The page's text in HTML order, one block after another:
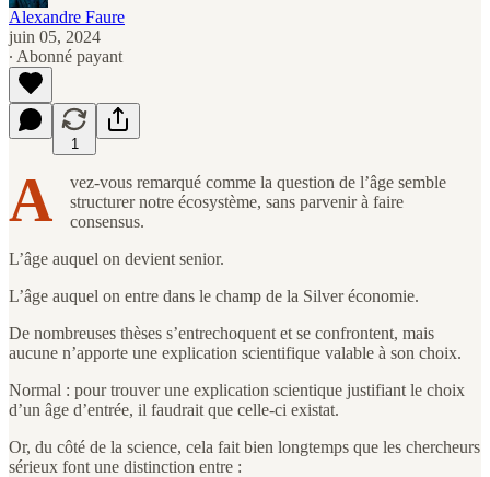
Alexandre Faure
juin 05, 2024
∙ Abonné payant
1
A
vez-vous remarqué comme la question de l’âge semble
structurer notre écosystème, sans parvenir à faire
consensus.
L’âge auquel on devient senior.
L’âge auquel on entre dans le champ de la Silver économie.
De nombreuses thèses s’entrechoquent et se confrontent, mais
aucune n’apporte une explication scientifique valable à son choix.
Normal : pour trouver une explication scientique justifiant le choix
d’un âge d’entrée, il faudrait que celle-ci existat.
Or, du côté de la science, cela fait bien longtemps que les chercheurs
sérieux font une distinction entre :